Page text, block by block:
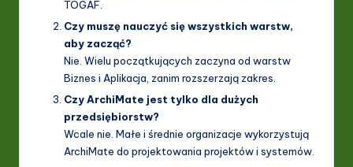
TOGAF.
Czy muszę nauczyć się wszystkich warstw,
aby zacząć?
Nie. Wielu początkujących zaczyna od warstw
Biznes i Aplikacja, zanim rozszerzają zakres.
Czy ArchiMate jest tylko dla dużych
przedsiębiorstw?
Wcale nie. Małe i średnie organizacje wykorzystują
ArchiMate do projektowania projektów i systemów.